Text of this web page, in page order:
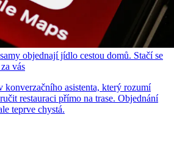
objednají jídlo cestou domů. Stačí se
vás
asistenta, který rozumí
restauraci přímo na trase. Objednání
teprve chystá.